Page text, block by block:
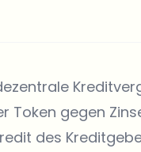
Token gegen
des